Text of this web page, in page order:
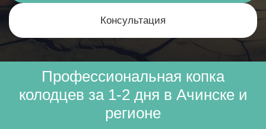
Консультация
Профессиональная копка
колодцев за 1-2 дня в Ачинске и
регионе